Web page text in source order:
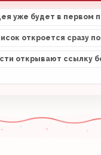
уже будет в первом
откроется сразу
открывают ссылку